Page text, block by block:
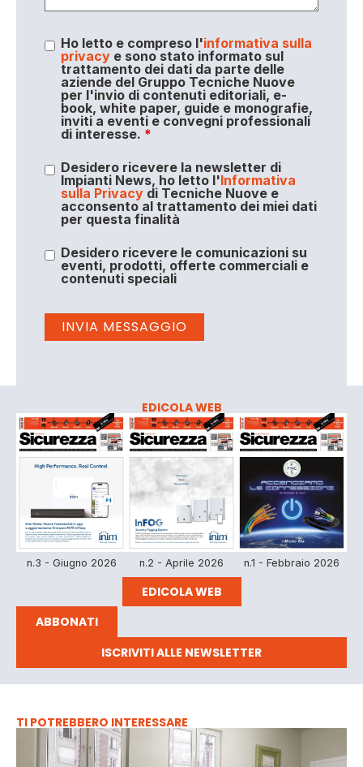
Ho letto e compreso l'informativa sulla
privacye sono stato informato sul
trattamento dei dati da parte delle
aziende del Gruppo Tecniche Nuove
per l'invio di contenuti editoriali, e-
book, white paper, guide e monografie,
inviti a eventi e convegni professionali
di interesse. *
Desidero ricevere la newsletter di
Impianti News, ho letto l'Informativa
sulla Privacydi Tecniche Nuove e
acconsento al trattamento dei miei dati
per questa finalità
Desidero ricevere le comunicazioni su
eventi, prodotti, offerte commerciali e
contenuti speciali
EDICOLA WEB
n.3 - Giugno 2026 n.2 - Aprile 2026 n.1 - Febbraio 2026
EDICOLA WEB
ABBONATI
ISCRIVITI ALLE NEWSLETTER
TI POTREBBERO INTERESSARE